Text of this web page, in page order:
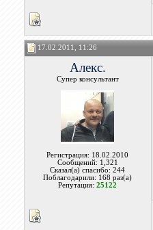
17.02.2011, 11:26
Алекс.
Супер консультант
Регистрация: 18.02.2010
Сообщений: 1,321
Сказал(а) спасибо: 244
Поблагодарили: 168 раз(а)
Репутация:25122